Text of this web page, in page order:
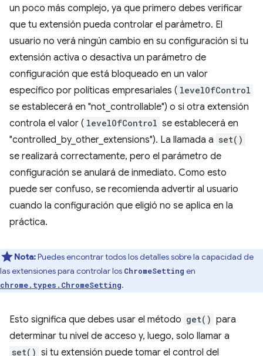
un poco más complejo, ya que primero debes verificar
que tu extensión pueda controlar el parámetro. El
usuario no verá ningún cambio en su configuración si tu
extensión activa o desactiva un parámetro de
configuración que está bloqueado en un valor
específico por políticas empresariales ( levelOfControl
se establecerá en "not_controllable") o si otra extensión
controla el valor ( levelOfControl se establecerá en
"controlled_by_other_extensions"). La llamada a set()
se realizará correctamente, pero el parámetro de
configuración se anulará de inmediato. Como esto
puede ser confuso, se recomienda advertir al usuario
cuando la configuración que eligió no se aplica en la
práctica.
Nota:Puedes encontrar todos los detalles sobre la capacidad de
las extensiones para controlar los ChromeSetting en
chrome.types.ChromeSetting.
Esto significa que debes usar el método get() para
determinar tu nivel de acceso y, luego, solo llamar a
set() si tu extensión puede tomar el control del